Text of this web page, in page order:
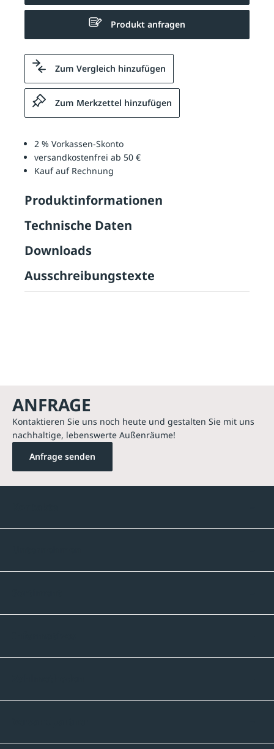
Produkt anfragen
Zum Vergleich hinzufügen
Zum Merkzettel hinzufügen
2 % Vorkassen-Skonto
versandkostenfrei ab 50 €
Kauf auf Rechnung
Produktinformationen
Technische Daten
Downloads
Ausschreibungstexte
ANFRAGE
Kontaktieren Sie uns noch heute und gestalten Sie mit uns
nachhaltige, lebenswerte Außenräume!
Anfrage senden